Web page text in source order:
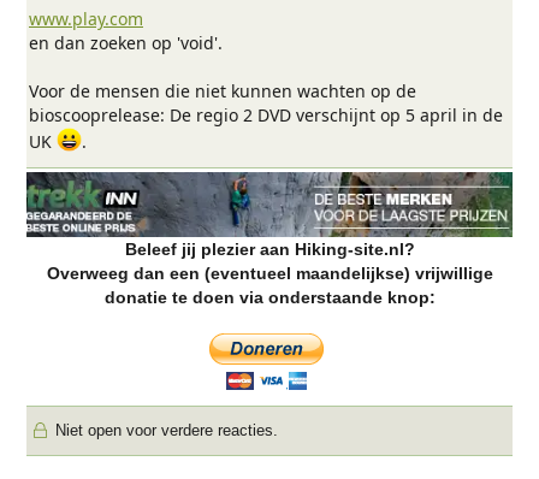
www.play.com
en dan zoeken op 'void'.
Voor de mensen die niet kunnen wachten op de
bioscooprelease: De regio 2 DVD verschijnt op 5 april in de
UK
.
Beleef jij plezier aan Hiking-site.nl?
Overweeg dan een (eventueel maandelijkse) vrijwillige
donatie te doen via onderstaande knop:
Niet open voor verdere reacties.